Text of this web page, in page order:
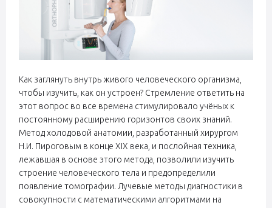
Как заглянуть внутрь живого человеческого организма,
чтобы изучить, как он устроен? Стремление ответить на
этот вопрос во все времена стимулировало учёных к
постоянному расширению горизонтов своих знаний.
Метод холодовой анатомии, разработанный хирургом
Н.И. Пироговым в конце XIX века, и послойная техника,
лежавшая в основе этого метода, позволили изучить
строение человеческого тела и предопределили
появление томографии. Лучевые методы диагностики в
совокупности с математическими алгоритмами на